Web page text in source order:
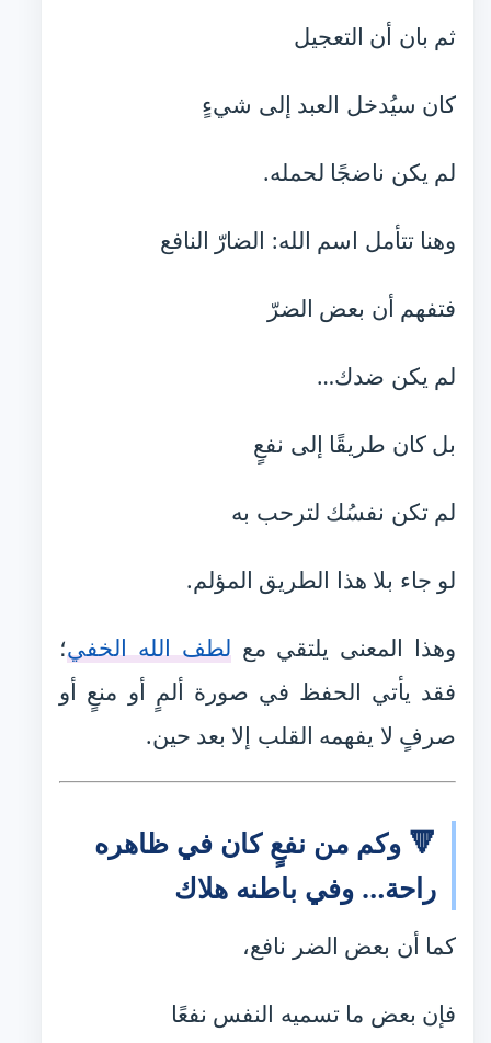
ثم بان أن التعجيل
كان سيُدخل العبد إلى شيءٍ
لم يكن ناضجًا لحمله.
وهنا تتأمل اسم الله: الضارّ النافع
فتفهم أن بعض الضرّ
لم يكن ضدك…
بل كان طريقًا إلى نفعٍ
لم تكن نفسُك لترحب به
لو جاء بلا هذا الطريق المؤلم.
وهذا المعنى يلتقي معلطف الله الخفي؛
فقد يأتي الحفظ في صورة ألمٍ أو منعٍ أو
صرفٍ لا يفهمه القلب إلا بعد حين.
🔻 وكم من نفعٍ كان في ظاهره
راحة… وفي باطنه هلاك
كما أن بعض الضر نافع،
فإن بعض ما تسميه النفس نفعًا